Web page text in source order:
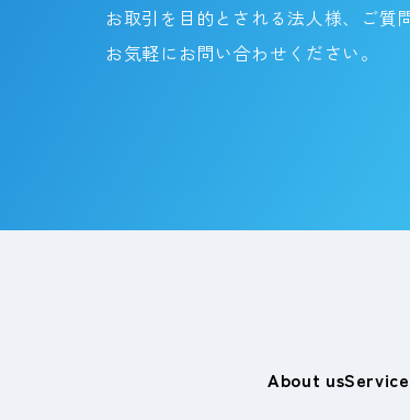
お取引を目的とされる法人様、ご質
お気軽にお問い合わせください。
About us